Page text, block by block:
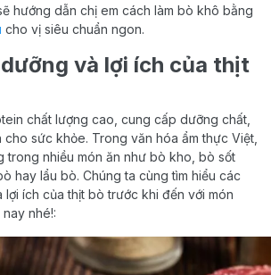
hướng dẫn chị em cách làm bò khô bằng
cho vị siêu chuẩn ngon.
và lợi ích của thịt
chất lượng cao, cung cấp dưỡng chất,
cho sức khỏe. Trong văn hóa ẩm thực Việt,
trong nhiều món ăn như bò kho, bò sốt
hay lẩu bò. Chúng ta cùng tìm hiểu các
ích của thịt bò trước khi đến với món
nhé!: